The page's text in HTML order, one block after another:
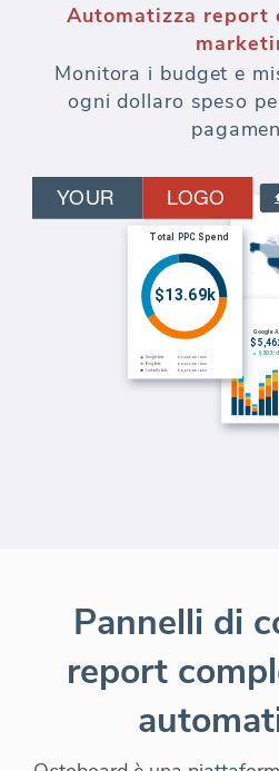
Automatizza report
Monitora i budget e
ogni dollaro speso
Pannelli di
report